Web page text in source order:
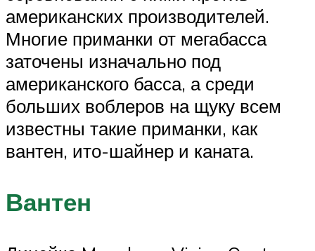
американских производителей.
Многие приманки от мегабасса
заточены изначально под
американского басса, а среди
больших воблеров на щуку всем
известны такие приманки, как
вантен, ито-шайнер и каната.
Вантен